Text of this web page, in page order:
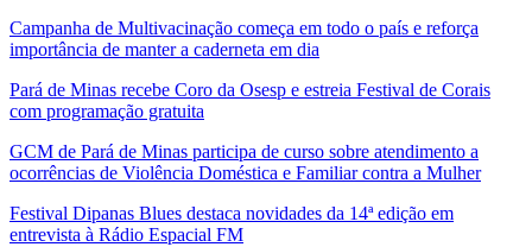
Campanha de Multivacinação começa em todo o país e reforça
importância de manter a caderneta em dia
Pará de Minas recebe Coro da Osesp e estreia Festival de Corais
com programação gratuita
GCM de Pará de Minas participa de curso sobre atendimento a
ocorrências de Violência Doméstica e Familiar contra a Mulher
Festival Dipanas Blues destaca novidades da 14ª edição em
entrevista à Rádio Espacial FM